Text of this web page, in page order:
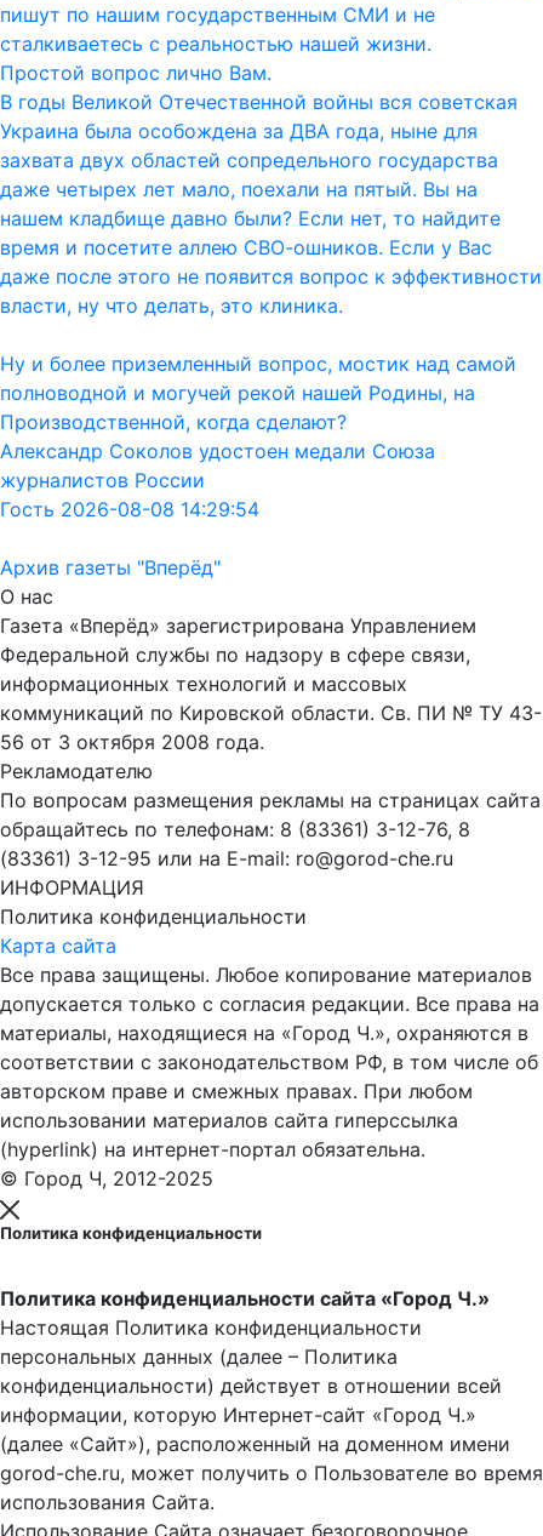
пишут по нашим государственным СМИ и не
сталкиваетесь с реальностью нашей жизни.
Простой вопрос лично Вам.
В годы Великой Отечественной войны вся советская
Украина была особождена за ДВА года, ныне для
захвата двух областей сопредельного государства
даже четырех лет мало, поехали на пятый. Вы на
нашем кладбище давно были? Если нет, то найдите
время и посетите аллею СВО-ошников. Если у Вас
даже после этого не появится вопрос к эффективности
власти, ну что делать, это клиника.
Ну и более приземленный вопрос, мостик над самой
полноводной и могучей рекой нашей Родины, на
Производственной, когда сделают?
Александр Соколов удостоен медали Союза
журналистов России
Гость 2026-08-08 14:29:54
Архив газеты "Вперёд"
О нас
Газета «Вперёд» зарегистрирована Управлением
Федеральной службы по надзору в сфере связи,
информационных технологий и массовых
коммуникаций по Кировской области. Св. ПИ № ТУ 43-
56 от 3 октября 2008 года.
Рекламодателю
По вопросам размещения рекламы на страницах сайта
обращайтесь по телефонам: 8 (83361) 3-12-76, 8
(83361) 3-12-95 или на E-mail: ro@gorod-che.ru
ИНФОРМАЦИЯ
Политика конфиденциальности
Карта сайта
Все права защищены. Любое копирование материалов
допускается только с согласия редакции. Все права на
материалы, находящиеся на «Город Ч.», охраняются в
соответствии с законодательством РФ, в том числе об
авторском праве и смежных правах. При любом
использовании материалов сайта гиперссылка
(hyperlink) на интернет-портал обязательна.
© Город Ч, 2012-2025
Политика конфиденциальности
Политика конфиденциальности сайта «Город Ч.»
Настоящая Политика конфиденциальности
персональных данных (далее – Политика
конфиденциальности) действует в отношении всей
информации, которую Интернет-сайт «Город Ч.»
(далее «Сайт»), расположенный на доменном имени
gorod-che.ru, может получить о Пользователе во время
использования Cайта.